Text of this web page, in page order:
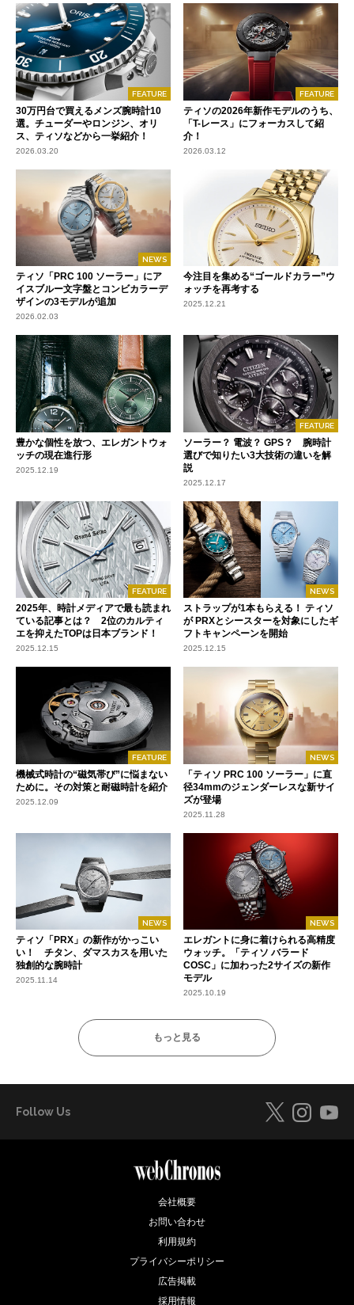
FEATURE
30万円台で買えるメンズ腕時計10
選。チューダーやロンジン、オリ
ス、ティソなどから一挙紹介！
2026.03.20
FEATURE
ティソの2026年新作モデルのうち、
「T-レース」にフォーカスして紹
介！
2026.03.12
NEWS
ティソ「PRC 100 ソーラー」にア
イスブルー文字盤とコンビカラーデ
ザインの3モデルが追加
2026.02.03
今注目を集める“ゴールドカラー”ウ
ォッチを再考する
2025.12.21
豊かな個性を放つ、エレガントウォ
ッチの現在進行形
2025.12.19
FEATURE
ソーラー？ 電波？ GPS？ 腕時計
選びで知りたい3大技術の違いを解
説
2025.12.17
FEATURE
2025年、時計メディアで最も読まれ
ている記事とは？ 2位のカルティ
エを抑えたTOPは日本ブランド！
2025.12.15
NEWS
ストラップが1本もらえる！ ティソ
が PRXとシースターを対象にしたギ
フトキャンペーンを開始
2025.12.15
FEATURE
機械式時計の“磁気帯び”に悩まない
ために。その対策と耐磁時計を紹介
2025.12.09
NEWS
「ティソ PRC 100 ソーラー」に直
径34mmのジェンダーレスな新サイ
ズが登場
2025.11.28
NEWS
ティソ「PRX」の新作がかっこい
い！ チタン、ダマスカスを用いた
独創的な腕時計
2025.11.14
NEWS
エレガントに身に着けられる高精度
ウォッチ。「ティソ バラード
COSC」に加わった2サイズの新作
モデル
2025.10.19
もっと見る
Follow Us
会社概要
お問い合わせ
利用規約
プライバシーポリシー
広告掲載
採用情報